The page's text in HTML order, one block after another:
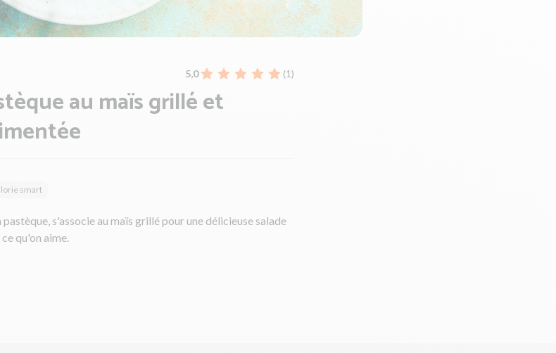
5,0 (1)
au maïs grillé et
smart
s'associe au maïs grillé pour une délicieuse salade
qu'on aime.